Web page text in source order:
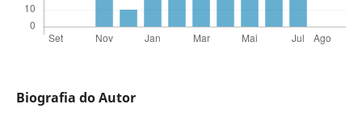
Biografia do Autor